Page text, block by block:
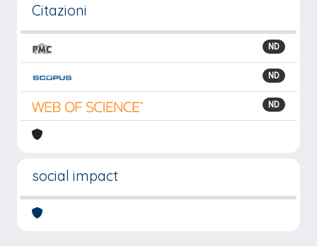
Citazioni
ND
ND
ND
social impact